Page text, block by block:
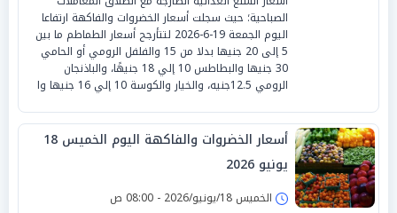
الصباحية؛ حيث سجلت أسعار الخضروات والفاكهة ارتفاعا
اليوم الجمعة 19-6-2026 لتتأرجح أسعار الطماطم ما بين
5 إلى 20 جنيها بدلا من 15 والفلفل الرومي أو الحامي
30 جنيها والبطاطس 10 إلي 18 جنيهًا، والباذنجان
الرومي 12.5جنيه، والخيار والكوسة 10 إلي 16 جنيها وا
أسعار الخضروات والفاكهة اليوم الخميس 18
يونيو 2026
الخميس 18/يونيو/2026 - 08:00 ص